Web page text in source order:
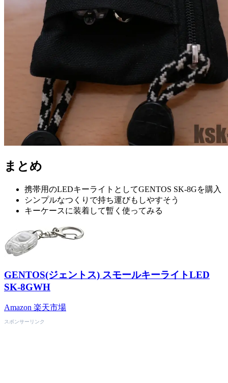
まとめ
携帯用のLEDキーライトとしてGENTOS SK-8Gを購入
シンプルなつくりで持ち運びもしやすそう
キーケースに装着して暫く使ってみる
GENTOS(ジェントス) スモールキーライトLED
SK-8GWH
Amazon 楽天市場
スポンサーリンク